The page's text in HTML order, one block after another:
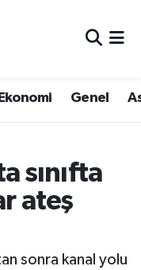
Ekonomi Genel
sınıfta
ateş
sonra kanal yolu